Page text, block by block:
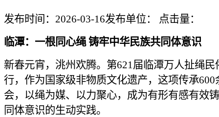
发布时间：2026-03-16发布单位： 点击量：
临潭：一根同心绳 铸牢中华民族共同体意识
新春元宵，洮州欢腾。第621届临潭万人扯绳民
行，作为国家级非物质文化遗产，这项传承600
会，以绳为媒、以力聚心，成为有形有感有效
同体意识的生动实践。